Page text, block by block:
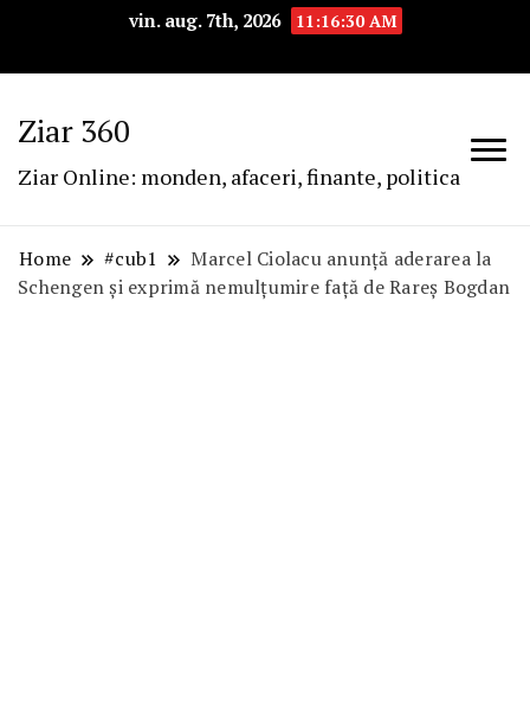
vin. aug. 7th, 2026 11:16:31 AM
Ziar 360
Ziar Online: monden, afaceri, finante, politica
Home #cub1
Marcel Ciolacu anunță aderarea la
Schengen și exprimă nemulțumire față de Rareș Bogdan